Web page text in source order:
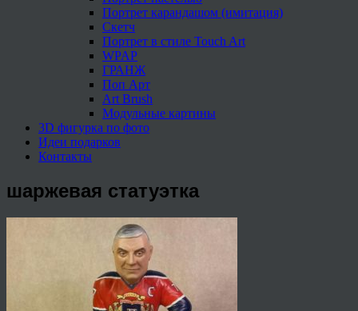
Портрет карандашом (имитация)
Скетч
Портрет в стиле Touch Art
WPAP
ГРАНЖ
Поп Арт
Art Brush
Модульные картины
3D фигурка по фото
Идеи подарков
Контакты
шаржевая статуэтка